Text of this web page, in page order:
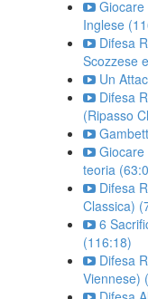
Inglese
Difesa
Scozzese
Un
Difesa
(Ripasso
teoria
Difesa
Classica)
6
(116:18)
Difesa
Viennese)